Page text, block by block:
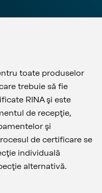
toate produselor
trebuie să fie
RINA şi este
de recepţie,
şi
de certificare se
individuală
alternativă.